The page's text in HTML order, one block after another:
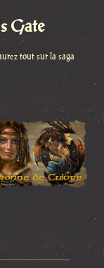
Gate
tout sur la saga